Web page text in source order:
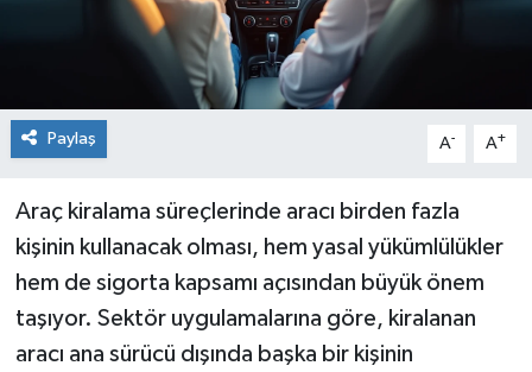
Paylaş A- A+
Araç kiralama süreçlerinde aracı birden fazla
kişinin kullanacak olması, hem yasal yükümlülükler
hem de sigorta kapsamı açısından büyük önem
taşıyor. Sektör uygulamalarına göre, kiralanan
aracı ana sürücü dışında başka bir kişinin